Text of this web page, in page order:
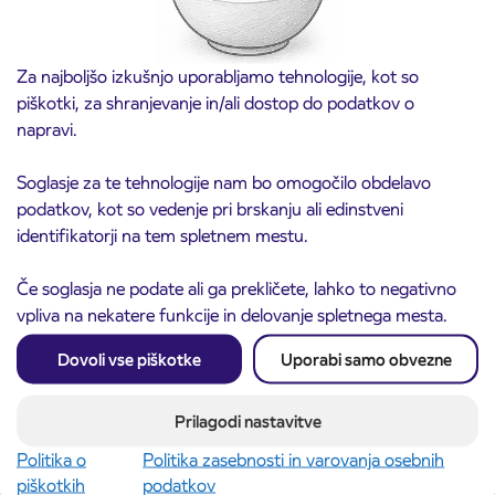
Za najboljšo izkušnjo uporabljamo tehnologije, kot so
piškotki, za shranjevanje in/ali dostop do podatkov o
napravi.
Soglasje za te tehnologije nam bo omogočilo obdelavo
podatkov, kot so vedenje pri brskanju ali edinstveni
identifikatorji na tem spletnem mestu.
Če soglasja ne podate ali ga prekličete, lahko to negativno
vpliva na nekatere funkcije in delovanje spletnega mesta.
Dovoli vse piškotke Uporabi samo obvezne
Prilagodi nastavitve
Politika o
piškotkih
Politika zasebnosti in varovanja osebnih
podatkov
3. 8. 2026
Predprodaja dijaških subvencioniranih IJPP
vozovnic za šolsko leto 2026/2027 se začne
21. avgusta
Preberite objavo